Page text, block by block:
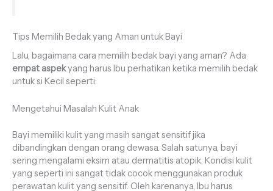
Tips Memilih Bedak yang Aman untuk Bayi
Lalu, bagaimana cara memilih bedak bayi yang aman? Ada
empat aspekyang harus Ibu perhatikan ketika memilih bedak
untuk si Kecil seperti:
Mengetahui Masalah Kulit Anak
Bayi memiliki kulit yang masih sangat sensitif jika
dibandingkan dengan orang dewasa. Salah satunya, bayi
sering mengalami eksim atau dermatitis atopik. Kondisi kulit
yang seperti ini sangat tidak cocok menggunakan produk
perawatan kulit yang sensitif. Oleh karenanya, Ibu harus